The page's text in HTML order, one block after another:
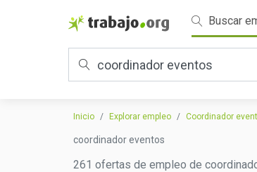
Buscar
Inicio Explorar empleo Coordinador
coordinador eventos
261 ofertas de empleo de